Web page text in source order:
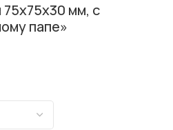
мм, с
папе»